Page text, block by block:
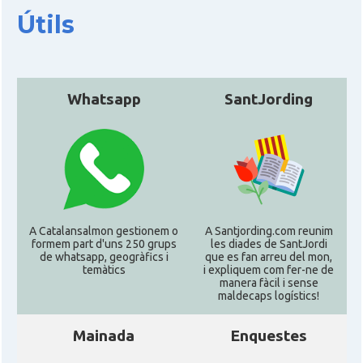
Consolat Consolat general a Porto Alegre
Consolat Consolat general a Rio de Janeiro
Consolat Consolat general a Salvador
Consolat Consolat general a São Paulo
Ambaixada espanyola a Brasil
Útils
Whatsapp
A Catalansalmon gestionem o
formem part d'uns 250 grups
de whatsapp, geogràfics i
temàtics
SantJording
A Santjording.com reunim
les diades de SantJordi
que es fan arreu del mon,
i expliquem com fer-ne de
manera fàcil i sense
maldecaps logí­stics!
Mainada Enquestes